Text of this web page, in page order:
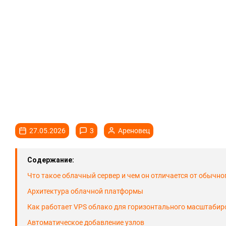
27.05.2026 3 Ареновец
Содержание:
Что такое облачный сервер и чем он отличается от
Архитектура облачной платформы
Как работает VPS облако для горизонтального
Автоматическое добавление узлов